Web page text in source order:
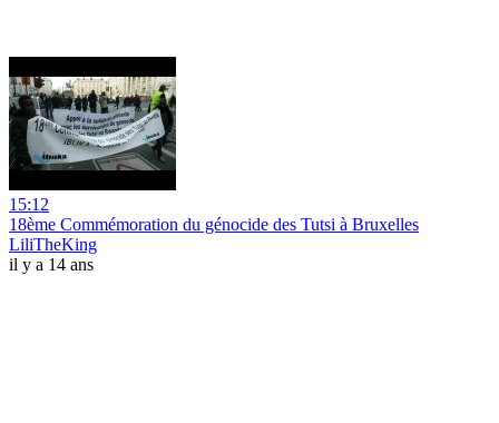
15:12
18ème Commémoration du génocide des Tutsi à Bruxelles
LiliTheKing
il y a 14 ans